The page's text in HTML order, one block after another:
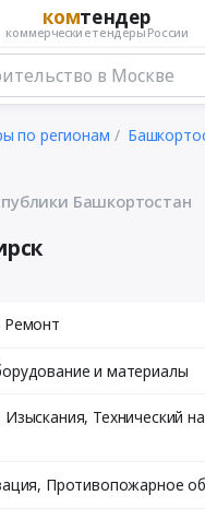
комтендер
коммерческие тендеры России
по регионам
Башкортостан
Ремонт
и материалы
Технический
Противопожарное